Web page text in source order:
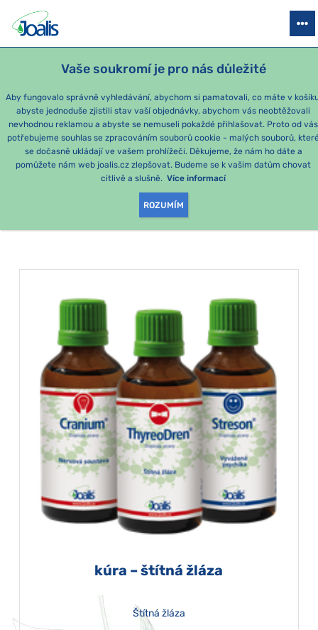
Vaše soukromí je pro nás důležité
Aby fungovalo správně vyhledávání, abychom si pamatovali, co máte v
abyste jednoduše zjistili stav vaší objednávky, abychom vás neobtěžovali
nevhodnou reklamou a abyste se nemuseli pokaždé přihlašovat. Proto od vás
potřebujeme souhlas se zpracováním souborů cookie - malých souborů,
se dočasně ukládají ve vašem prohlížeči. Děkujeme, že nám ho dáte a
pomůžete nám web joalis.cz zlepšovat. Budeme se k vašim datům chovat
citlivě a slušně. Více informací
ROZUMÍM
PRODUKTY PODLE OBTÍŽÍ SEZÓNNÍ BALÍČKY PRO DĚTI
Štítná žláza
PRODUKTY PODLE
KATEGORIE:
ŠTÍTNÁ ŽLÁZA
kúra – štítná žláza
Štítná žláza